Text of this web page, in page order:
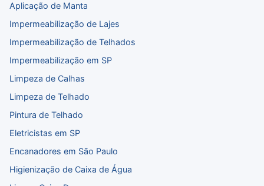
Aplicação de Manta
Impermeabilização de Lajes
Impermeabilização de Telhados
Impermeabilização em SP
Limpeza de Calhas
Limpeza de Telhado
Pintura de Telhado
Eletricistas em SP
Encanadores em São Paulo
Higienização de Caixa de Água